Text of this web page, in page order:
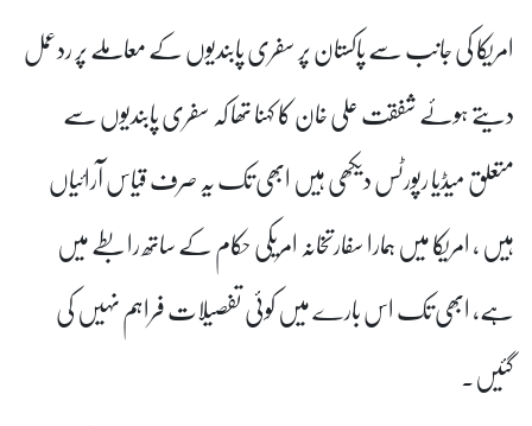
امریکا کی جانب سے پاکستان پر سفری پابندیوں کے معاملے پر ردعمل
دیتے ہوئے شفقت علی خان کا کہنا تھا کہ سفری پابندیوں سے
متعلق میڈیا رپورٹس دیکھی ہیں ابھی تک یہ صرف قیاس آرائیاں
ہیں ، امریکا میں ہمارا سفارتخانہ امریکی حکام کے ساتھ رابطے میں
ہے، ابھی تک اس بارے میں کوئی تفصیلات فراہم نہیں کی
گئیں۔